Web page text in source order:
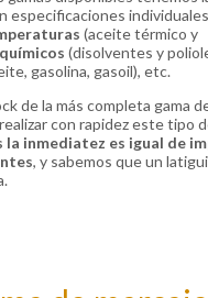
especificaciones
(aceite térmico y
(disolventes y
gasolina, gasoil), etc.
de la más completa gama
con rapidez este tipo
la inmediatez es igual de
, y sabemos que un